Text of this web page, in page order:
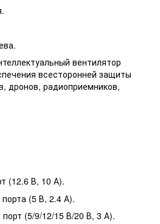
вентилятор
всесторонней защиты
дронов, радиоприемников,
(12.6 В, 10 А).
(5 В, 2.4 А).
(5/9/12/15 В/20 В, 3 А).